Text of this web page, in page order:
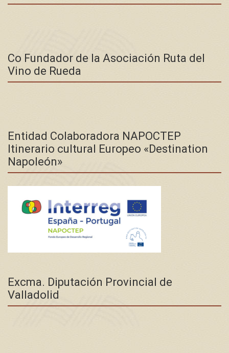
Co Fundador de la Asociación Ruta del
Vino de Rueda
Entidad Colaboradora NAPOCTEP
Itinerario cultural Europeo «Destination
Napoleón»
Excma. Diputación Provincial de
Valladolid